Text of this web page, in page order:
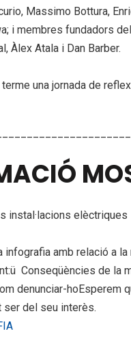
Massimo Bottura,
i membres fundadors
Àlex Atala i Dan Barber.
terme una jornada de
instal·lacions elèctriques
infografia amb relació a
Conseqüències de la
denunciar-hoEsperem
ser del seu interès.